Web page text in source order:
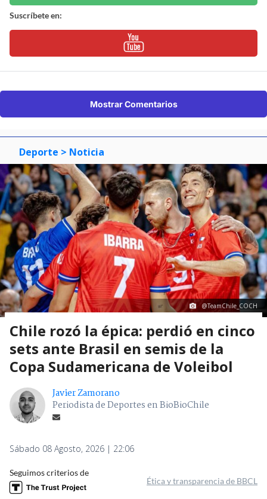
Suscríbete en:
Mostrar Comentarios
Deporte > Noticia
@TeamChile_COCH
Chile rozó la épica: perdió en cinco
sets ante Brasil en semis de la
Copa Sudamericana de Voleibol
Javier Zamorano
Periodista de Deportes en BioBioChile
Sábado 08 Agosto, 2026 | 22:06
Seguimos criterios de
Ética y transparencia de BBCL